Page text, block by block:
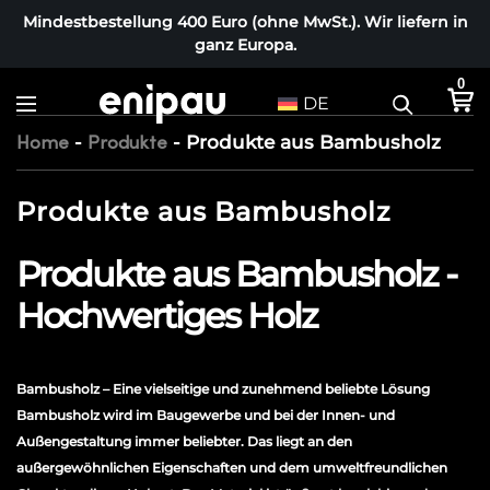
Mindestbestellung 400 Euro (ohne MwSt.). Wir liefern in
ganz Europa.
DE
0
Home - Produkte - Produkte aus Bambusholz
Produkte aus Bambusholz
Produkte aus Bambusholz -
Hochwertiges Holz
Bambusholz – Eine vielseitige und zunehmend beliebte Lösung
Bambusholz wird im Baugewerbe und bei der Innen- und
Außengestaltung immer beliebter. Das liegt an den
außergewöhnlichen Eigenschaften und dem umweltfreundlichen